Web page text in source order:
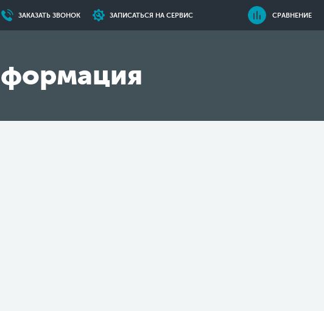
ЗАКАЗАТЬ ЗВОНОК ЗАПИСАТЬСЯ НА СЕРВИС СРАВНЕНИЕ